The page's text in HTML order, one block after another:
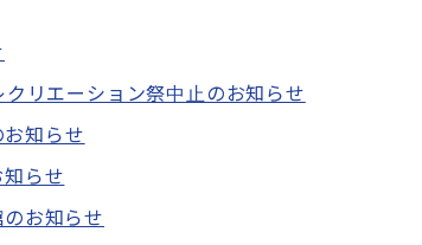
リエーション祭中止のお知らせ
知らせ
知らせ
お知らせ